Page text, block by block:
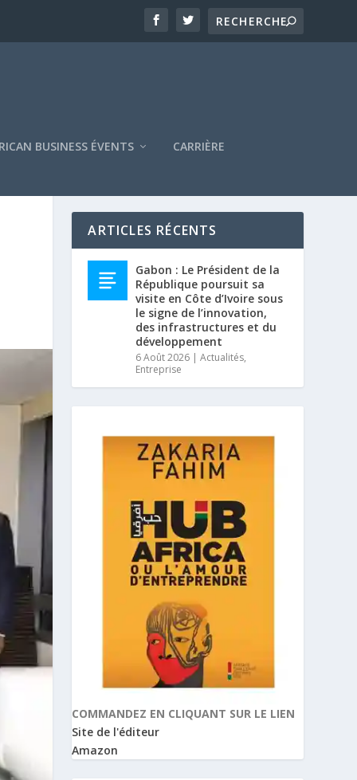
BUSINESS ÉVENTS CARRIÈRE
ARTICLES RÉCENTS
Gabon : Le Président de la
République poursuit sa
visite en Côte d’Ivoire sous
le signe de l’innovation,
des infrastructures et du
développement
6 Août 2026 |Actualités,
Entreprise
COMMANDEZ EN CLIQUANT SUR LE LIEN
Site de l'éditeur
Amazon